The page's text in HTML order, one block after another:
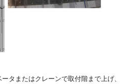
タまたはクレーンで取付階まで上げ、